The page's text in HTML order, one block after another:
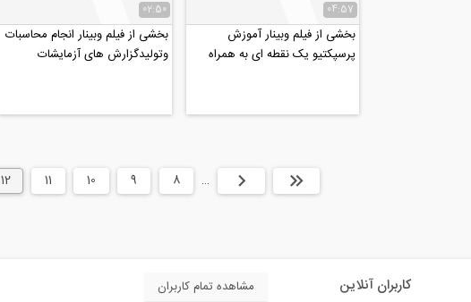
04:57
بخشی از فیلم وبینار آموزش
پرسپکتیو یک نقطه ای به همراه
02:50
بخشی از فیلم وبینار انجام محاسبات
وتولیدگزارش های آزمایشات
ابتدا قبلی …
8
9
10
11
12
کاربران آنلاین مشاهده تمام کاربران